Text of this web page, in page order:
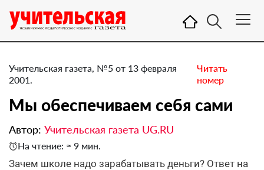
Учительская газета, №5 от 13 февраля
2001.
Читать
номер
Мы обеспечиваем себя сами
Автор: Учительская газета UG.RU
На чтение: ≈ 9 мин.
Зачем школе надо зарабатывать деньги? Ответ на